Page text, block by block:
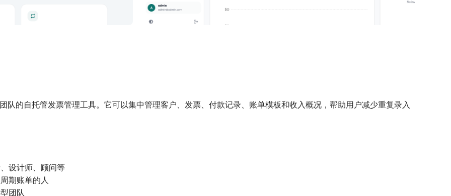
队的自托管发票管理工具。它可以集中管理客户、发票、付款记录、账单模板和收入概况，帮助用户减少重复录入
设计师、顾问等
期账单的人
团队